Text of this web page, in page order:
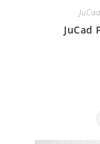
JuCad
JuCad